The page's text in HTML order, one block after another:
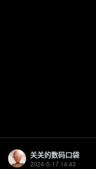
关关的数码口袋
2024-5-17 14:43